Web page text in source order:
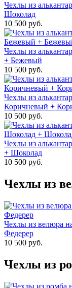
Чехлы из
Шоколад
10 500 руб.
Чехлы из
+ Бежевый
10 500 руб.
Чехлы из
Коричневый +
10 500 руб.
Чехлы из
+ Шоколад
10 500 руб.
Чехлы из
Чехлы из велюра
Федерер
10 500 руб.
Чехлы из